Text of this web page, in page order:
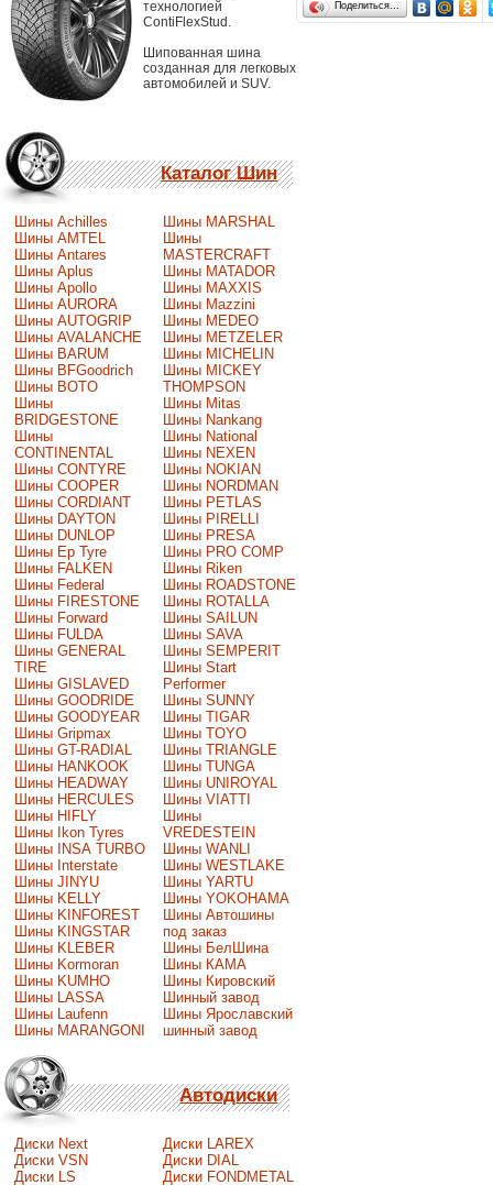
технологией
ContiFlexStud.
Шипованная шина
созданная для легковых
автомобилей и SUV.
Каталог Шин
Шины Achilles
Шины AMTEL
Шины Antares
Шины Aplus
Шины Apollo
Шины AURORA
Шины AUTOGRIP
Шины AVALANCHE
Шины BARUM
Шины BFGoodrich
Шины BOTO
Шины
BRIDGESTONE
Шины
CONTINENTAL
Шины CONTYRE
Шины COOPER
Шины CORDIANT
Шины DAYTON
Шины DUNLOP
Шины Ep Tyre
Шины FALKEN
Шины Federal
Шины FIRESTONE
Шины Forward
Шины FULDA
Шины GENERAL
TIRE
Шины GISLAVED
Шины GOODRIDE
Шины GOODYEAR
Шины Gripmax
Шины GT-RADIAL
Шины HANKOOK
Шины HEADWAY
Шины HERCULES
Шины HIFLY
Шины Ikon Tyres
Шины INSA TURBO
Шины Interstate
Шины JINYU
Шины KELLY
Шины KINFOREST
Шины KINGSTAR
Шины KLEBER
Шины Kormoran
Шины KUMHO
Шины LASSA
Шины Laufenn
Шины MARANGONI
Шины MARSHAL
Шины
MASTERCRAFT
Шины MATADOR
Шины MAXXIS
Шины Mazzini
Шины MEDEO
Шины METZELER
Шины MICHELIN
Шины MICKEY
THOMPSON
Шины Mitas
Шины Nankang
Шины National
Шины NEXEN
Шины NOKIAN
Шины NORDMAN
Шины PETLAS
Шины PIRELLI
Шины PRESA
Шины PRO COMP
Шины Riken
Шины ROADSTONE
Шины ROTALLA
Шины SAILUN
Шины SAVA
Шины SEMPERIT
Шины Start
Performer
Шины SUNNY
Шины TIGAR
Шины TOYO
Шины TRIANGLE
Шины TUNGA
Шины UNIROYAL
Шины VIATTI
Шины
VREDESTEIN
Шины WANLI
Шины WESTLAKE
Шины YARTU
Шины YOKOHAMA
Шины Автошины
под заказ
Шины БелШина
Шины КАМА
Шины Кировский
Шинный завод
Шины Ярославский
шинный завод
Автодиски
Диски Next
Диски VSN
Диски LS
Диски LAREX
Диски DIAL
Диски FONDMETAL
Поделиться…